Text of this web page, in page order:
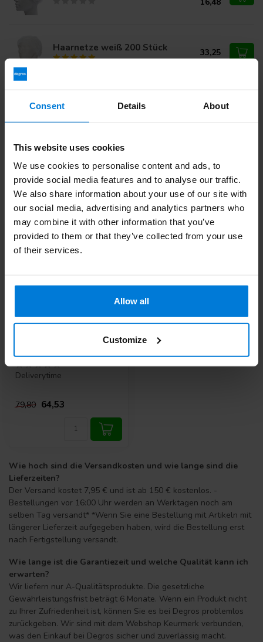
Consent Details About
This website uses cookies
We use cookies to personalise content and ads, to
provide social media features and to analyse our traffic.
We also share information about your use of our site with
our social media, advertising and analytics partners who
may combine it with other information that you’ve
provided to them or that they’ve collected from your use
of their services.
Allow all
Customize
16,48
Haarnetze weiß 200 Stück 33,25
Haben Sie Fragen zu diesem Produkt?
Oder benötigen Sie Hilfe bei Ihrer Bestellung? Kontaktieren
203 59 02
Zuletzt angesehen
-19%
Haarnetze Weiß 1000
Deliverytime
79,80 64,53
Wie hoch sind die Versandkosten und wie lange sind die
Lieferzeiten?
Der Versand kostet 7,95 € und ist ab 150 € kostenlos. -
Bestellungen vor 16:00 Uhr werden an Werktagen noch am
selben Tag versandt* *Wenn Sie eine Bestellung mit Artikeln mit
längerer Lieferzeit aufgegeben haben, wird die Bestellung erst
nach Fertigstellung versandt.
Wie lange ist die Garantiezeit und welche Qualität kann ich
erwarten?
Wir liefern nur A-Qualitätsprodukte. Die gesetzliche
Gewährleistungsfrist beträgt 6 Monate. Wenn ein Produkt nicht
zu Ihrer Zufriedenheit ist, können Sie es bei Degros problemlos
zurückgeben. Wir sind mit dem Webshop Keurmerk verbunden,
was den Einkauf bei Degros sicher und zuverlässig macht.